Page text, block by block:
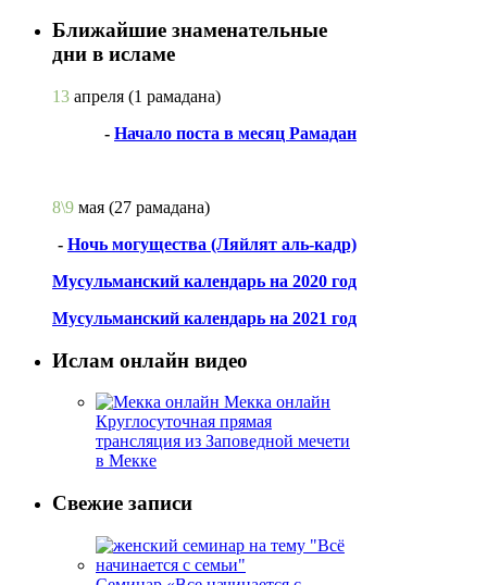
Ближайшие знаменательные
дни в исламе
13 апреля (1 рамадана)
- Начало поста в месяц Рамадан
8\9 мая (27 рамадана)
- Ночь могущества (Ляйлят аль-кадр)
Мусульманский календарь на 2020 год
Мусульманский календарь на 2021 год
Ислам онлайн видео
Мекка онлайн
Круглосуточная прямая
трансляция из Заповедной мечети
в Мекке
Свежие записи